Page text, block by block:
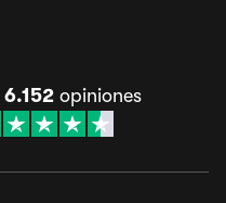
6.152 opiniones